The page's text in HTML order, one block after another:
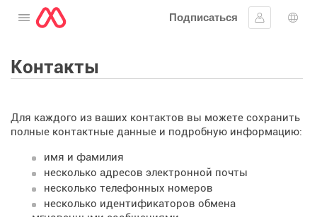
Открыть меню
Подписаться
Войти в
Контакты
Для каждого из ваших контактов вы можете сохранить
полные контактные данные и подробную информацию:
имя и фамилия
несколько адресов электронной почты
несколько телефонных номеров
несколько идентификаторов обмена